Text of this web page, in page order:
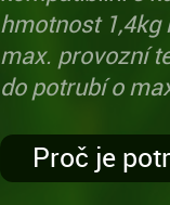
hmotnost 1,4kg
max. provozní
do potrubí o
Proč je